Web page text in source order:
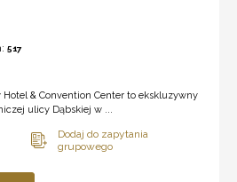
517
Hotel & Convention Center to ekskluzywny
ulicy Dąbskiej w ...